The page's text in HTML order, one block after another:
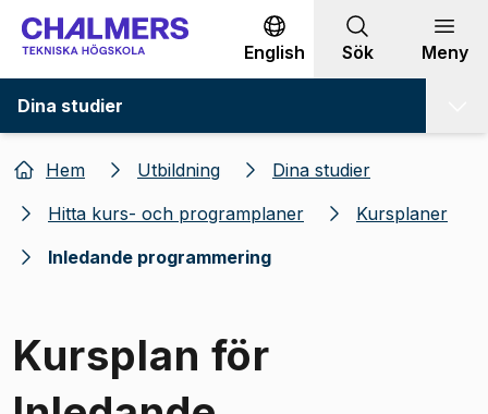
Gå till innehållet
English Sök Meny
Dina studier
Hem Utbildning
Dina studier
Hitta kurs- och programplaner
Kursplaner
Inledande programmering
Kursplan för